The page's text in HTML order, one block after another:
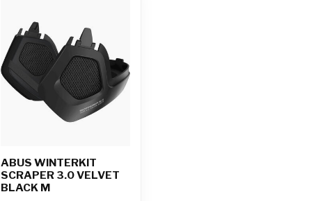
ABUS WINTERKIT
SCRAPER 3.0 VELVET
BLACK M